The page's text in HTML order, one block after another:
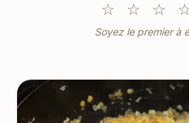
☆ ☆ ☆
Soyez le premier à